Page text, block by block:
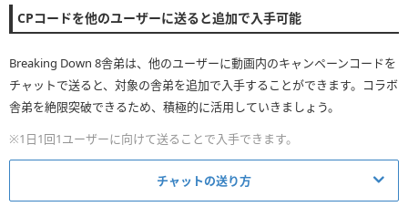
CPコードを他のユーザーに送ると追加で入手可能
Breaking Down 8舎弟は、他のユーザーに動画内のキャンペーンコードを
チャットで送ると、対象の舎弟を追加で入手することができます。コラボ
舎弟を絶限突破できるため、積極的に活用していきましょう。
※1日1回1ユーザーに向けて送ることで入手できます。
チャットの送り方